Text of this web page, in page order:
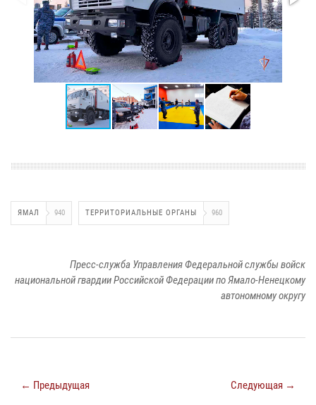
ЯМАЛ 940 ТЕРРИТОРИАЛЬНЫЕ ОРГАНЫ 960
Пресс-служба Управления Федеральной службы войск
национальной гвардии Российской Федерации по Ямало-Ненецкому
автономному округу
← Предыдущая Следующая →